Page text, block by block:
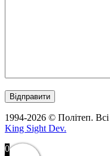
1994-2026 © Політеп.
King Sight Dev.
0